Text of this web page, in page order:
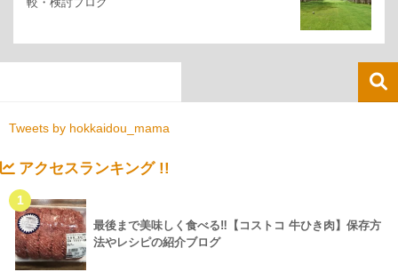
Tweets by hokkaidou_mama
アクセスランキング !!
1
最後まで美味しく食べる‼【コストコ 牛ひき肉】保存方
法やレシピの紹介ブログ